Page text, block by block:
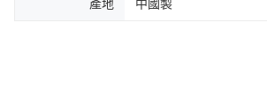
產地 中國製